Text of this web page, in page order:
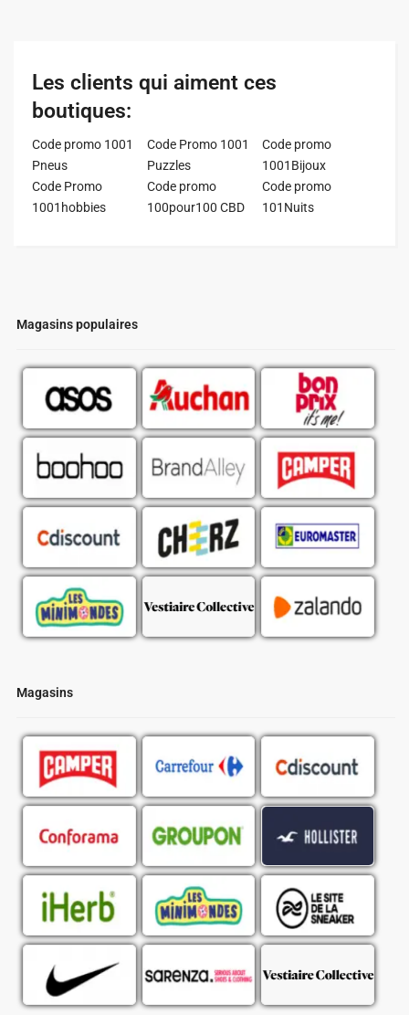
Magasins populaires
Magasins
Les clients qui aiment ces
boutiques:
Code promo 1001
Pneus
Code Promo 1001
Puzzles
Code promo
1001Bijoux
Code Promo
1001hobbies
Code promo
100pour100 CBD
Code promo
101Nuits